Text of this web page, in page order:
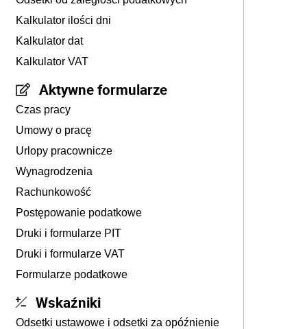
Kalkulator ilości dni
Kalkulator dat
Kalkulator VAT
Aktywne formularze
Czas pracy
Umowy o pracę
Urlopy pracownicze
Wynagrodzenia
Rachunkowość
Postępowanie podatkowe
Druki i formularze PIT
Druki i formularze VAT
Formularze podatkowe
Wskaźniki
Odsetki ustawowe i odsetki za opóźnienie